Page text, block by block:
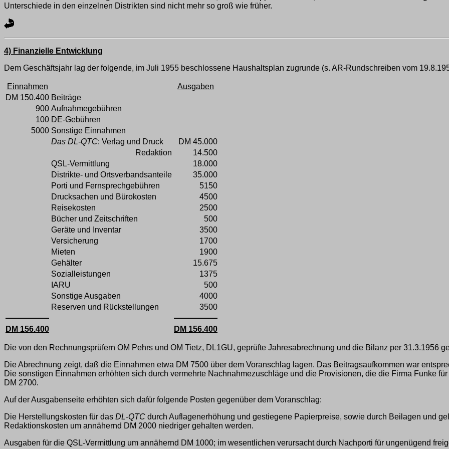
Unterschiede in den einzelnen Distrikten sind nicht mehr so groß wie früher.
4) Finanzielle Entwicklung
Dem Geschäftsjahr lag der folgende, im Juli 1955 beschlossene Haushaltsplan zugrunde (s. AR-Rundschreiben vom
Einnahmen
Ausgaben
DM 150.400 Beiträge
900 Aufnahmegebühren
100 DE-Gebühren
5000 Sonstige Einnahmen
Das DL-QTC: Verlag und Druck
DM 45.000
Redaktion
14.500
QSL-Vermittlung
18.000
Distrikte- und Ortsverbandsanteile
35.000
Porti und Fernsprechgebühren
5150
Drucksachen und Bürokosten
4500
Reisekosten
2500
Bücher und Zeitschriften
500
Geräte und Inventar
3500
Versicherung
1700
Mieten
1900
Gehälter
15.675
Sozialleistungen
1375
IARU
500
Sonstige Ausgaben
4000
Reserven und Rückstellungen
3500
DM 156.400 DM 156.400
Die von den Rechnungsprüfern OM Pehrs und OM Tietz, DL1GU, geprüfte Jahresabrechnung und die Bilanz per 31.3.1956
Die Abrechnung zeigt, daß die Einnahmen etwa DM 7500 über dem Voranschlag lagen. Das Beitragsaufkommen war
Die sonstigen Einnahmen erhöhten sich durch vermehrte Nachnahmezuschläge und die Provisionen, die die Firma Funke
DM 2700.
Auf der Ausgabenseite erhöhten sich dafür folgende Posten gegenüber dem Voranschlag:
Die Herstellungskosten für das DL-QTC durch Auflagenerhöhung und gestiegene Papierpreise, sowie durch Beilagen und
Redaktionskosten um annähernd DM 2000 niedriger gehalten werden.
Ausgaben für die QSL-Vermittlung um annähernd DM 1000; im wesentlichen verursacht durch Nachporti für ungenügend